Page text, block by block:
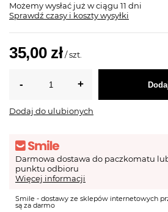
Możemy wysłać już w ciągu 11 dni
Sprawdź czasy i koszty wysyłki
35,00 zł /szt.
Dodaj do ulubionych
Darmowa dostawa do paczkomatu
punktu odbioru
Więcej informacji
Smile - dostawy ze sklepów internetowych
są za darmo